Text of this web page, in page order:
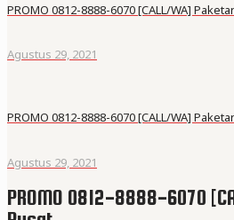
PROMO 0812-8888-6070 [CALL/WA]
Agustus 29, 2021
PROMO 0812-8888-6070 [CALL/WA]
Agustus 29, 2021
PROMO 0812-8888-6070